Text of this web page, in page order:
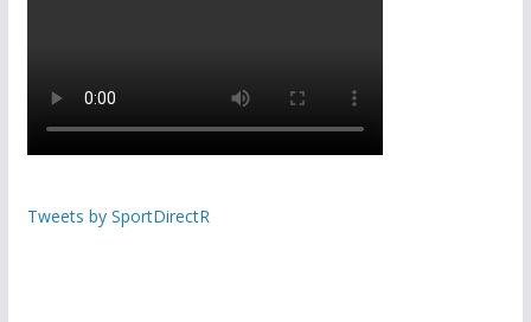
Tweets by SportDirectR